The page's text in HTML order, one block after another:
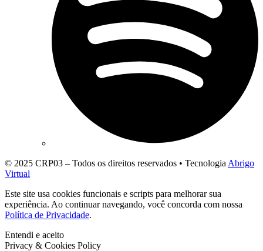
© 2025 CRP03 – Todos os direitos reservados • Tecnologia Abrigo
Virtual
Este site usa cookies funcionais e scripts para melhorar sua
experiência. Ao continuar navegando, você concorda com nossa
Política de Privacidade.
Entendi e aceito
Privacy & Cookies Policy